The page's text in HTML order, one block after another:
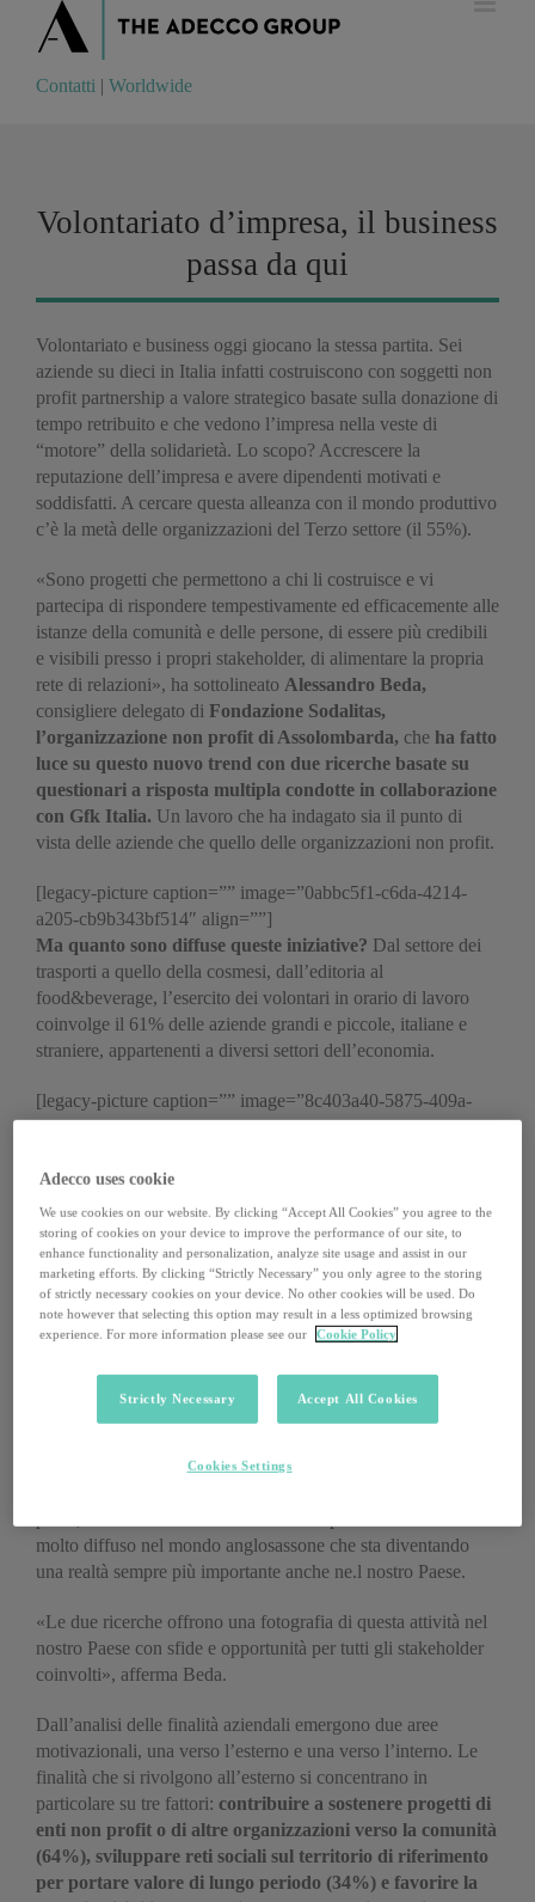
Contatti Worldwide
Contatti | Worldwide
Volontariato d’impresa, il business
passa da qui
Volontariato e business oggi giocano la stessa partita. Sei
aziende su dieci in Italia infatti costruiscono con soggetti non
profit partnership a valore strategico basate sulla donazione di
tempo retribuito e che vedono l’impresa nella veste di
“motore” della solidarietà. Lo scopo? Accrescere la
reputazione dell’impresa e avere dipendenti motivati e
soddisfatti. A cercare questa alleanza con il mondo produttivo
c’è la metà delle organizzazioni del Terzo settore (il 55%).
«Sono progetti che permettono a chi li costruisce e vi
partecipa di rispondere tempestivamente ed efficacemente alle
istanze della comunità e delle persone, di essere più credibili
e visibili presso i propri stakeholder, di alimentare la propria
rete di relazioni», ha sottolineato Alessandro Beda,
consigliere delegato di Fondazione Sodalitas,
l’organizzazione non profit di Assolombarda, che ha fatto
luce su questo nuovo trend con due ricerche basate su
questionari a risposta multipla condotte in collaborazione
con Gfk Italia. Un lavoro che ha indagato sia il punto di
vista delle aziende che quello delle organizzazioni non profit.
[legacy-picture caption=”” image=”0abbc5f1-c6da-4214-
a205-cb9b343bf514″ align=””]
Ma quanto sono diffuse queste iniziative? Dal settore dei
trasporti a quello della cosmesi, dall’editoria al
food&beverage, l’esercito dei volontari in orario di lavoro
coinvolge il 61% delle aziende grandi e piccole, italiane e
straniere, appartenenti a diversi settori dell’economia.
[legacy-picture caption=”” image=”8c403a40-5875-409a-
bed0-e287b1d27492″ align=””]
maggiori fortune negli Stati Uniti, da dove ha contaminato
tutto il mondo anglosassone e l’Europa. In Italia l’hanno
adottato inizialmente soprattutto le branch di gruppi
multinazionali, ma negli ultimi anni la formula si è estesa
anche alle grandi imprese nostrane e, più recentemente, alle
Pmi.
partecipazione attiva e concreta del proprio personale alla vita
molto diffuso nel mondo anglosassone che sta diventando
una realtà sempre più importante anche ne.l nostro Paese.
«Le due ricerche offrono una fotografia di questa attività nel
nostro Paese con sfide e opportunità per tutti gli stakeholder
coinvolti», afferma Beda.
Dall’analisi delle finalità aziendali emergono due aree
motivazionali, una verso l’esterno e una verso l’interno. Le
finalità che si rivolgono all’esterno si concentrano in
particolare su tre fattori: contribuire a sostenere progetti di
enti non profit o di altre organizzazioni verso la comunità
(64%), sviluppare reti sociali sul territorio di riferimento
per portare valore di lungo periodo (34%) e favorire la
Adecco uses cookie
We use cookies on our website. By clicking “Accept All Cookies” you agree to the
storing of cookies on your device to improve the performance of our site, to
enhance functionality and personalization, analyze site usage and assist in our
marketing efforts. By clicking “Strictly Necessary” you only agree to the storing
of strictly necessary cookies on your device. No other cookies will be used. Do
note however that selecting this option may result in a less optimized browsing
experience. For more information please see our
Cookie Policy
Strictly Necessary Accept All Cookies
Cookies Settings